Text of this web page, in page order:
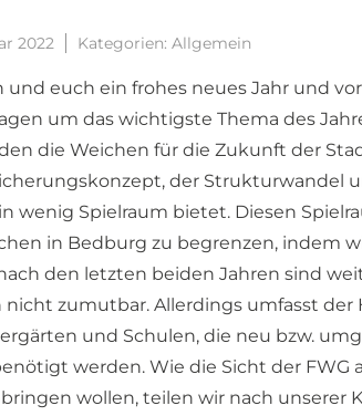
2022 Kategorien: Allgemein
euch ein frohes neues Jahr und
um das wichtigste Thema des
die Weichen für die Zukunft der
der Strukturwandel
wenig Spielraum bietet. Diesen
in Bedburg zu begrenzen, indem
den letzten beiden Jahren sind
nicht zumutbar. Allerdings umfasst
und Schulen, die neu bzw.
werden. Wie die Sicht der FWG
wollen, teilen wir nach unserer